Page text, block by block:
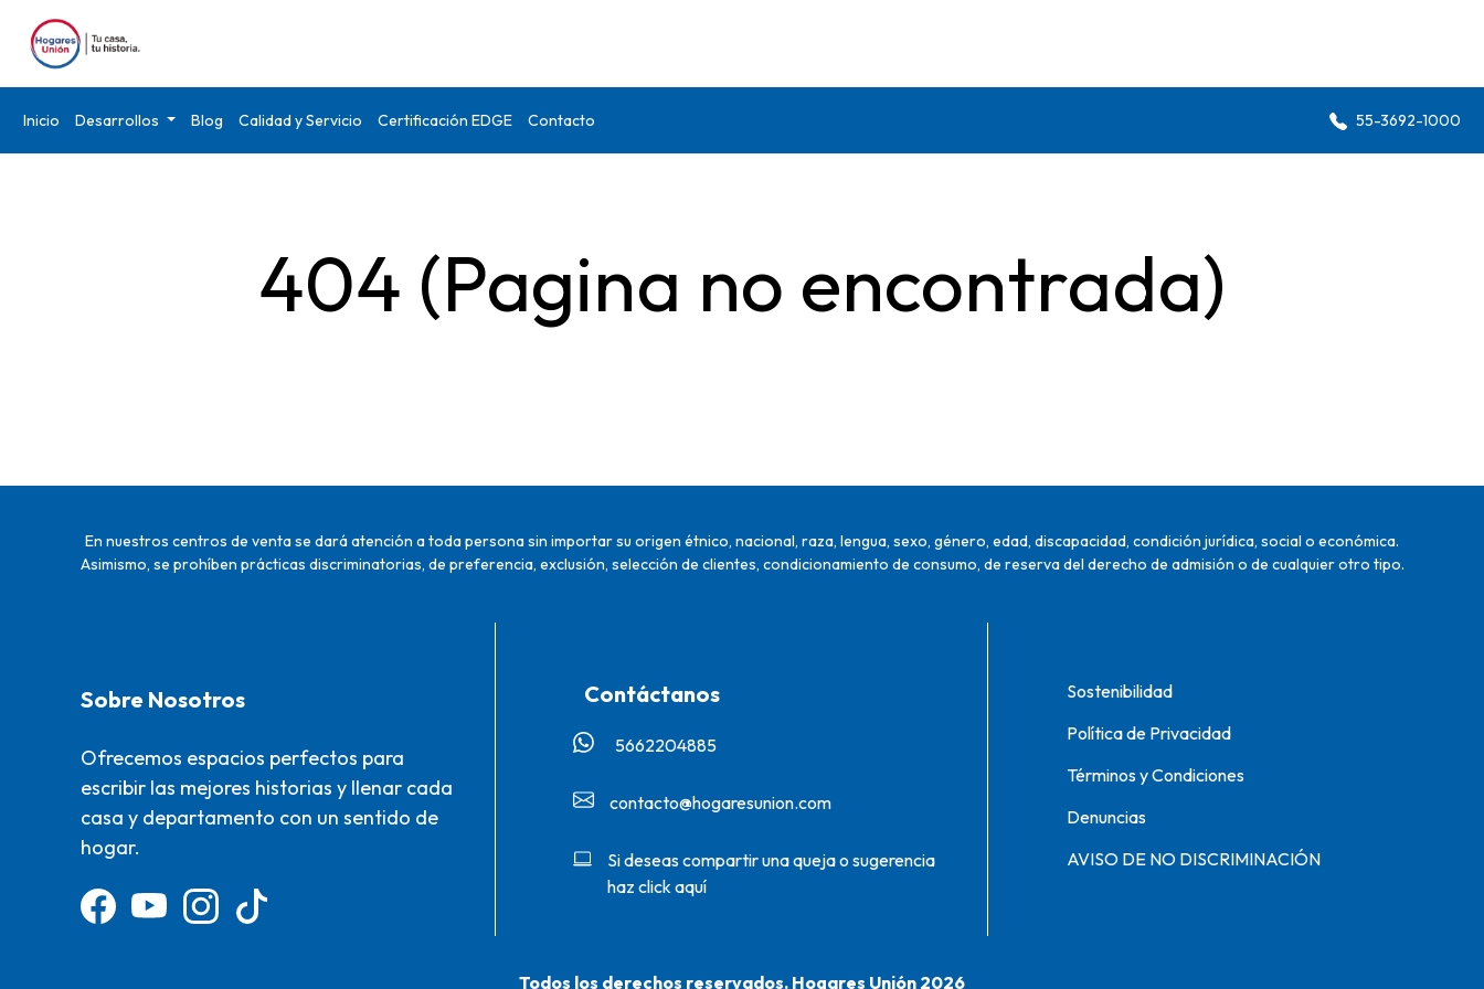
Inicio Desarrollos Blog Calidad y Servicio Certificación EDGE Contacto 55-3692-1000
404 (Pagina no encontrada)
En nuestros centros de venta se dará atención a toda persona sin importar su origen étnico, nacional, raza, lengua, sexo, género, edad, discapacidad, condición jurídica, social o económica.
Asimismo, se prohíben prácticas discriminatorias, de preferencia, exclusión, selección de clientes, condicionamiento de consumo, de reserva del derecho de admisión o de cualquier otro tipo.
Sobre Nosotros
Ofrecemos espacios perfectos para
escribir las mejores historias y llenar cada
casa y departamento con un sentido de
hogar.
Contáctanos
5662204885‬
contacto@hogaresunion.com
Si deseas compartir una queja o sugerencia
haz click aquí
Sostenibilidad
Política de Privacidad
Términos y Condiciones
Denuncias
AVISO DE NO DISCRIMINACIÓN
Todos los derechos reservados. Hogares Unión 2026